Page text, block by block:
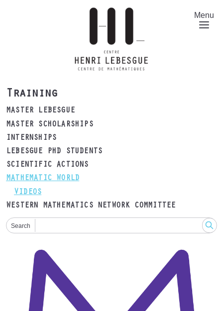
Menu
Training
MASTER LEBESGUE
MASTER SCHOLARSHIPS
INTERNSHIPS
LEBESGUE PHD STUDENTS
SCIENTIFIC ACTIONS
MATHEMATIC WORLD
VIDEOS
WESTERN MATHEMATICS NETWORK COMMITTEE
Search